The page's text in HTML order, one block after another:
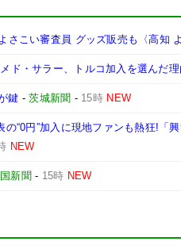
こい審査員 グッズ販売も〈高知
ド・サラー、トルコ加入を選んだ
鍵 -茨城新聞 - 15時 NEW
“0円”加入に現地ファンも熱狂!「
NEW
新聞 - 15時 NEW